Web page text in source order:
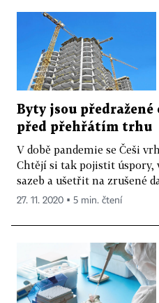
Byty jsou
před přehřátím trhu
V době pandemie se Češi
Chtějí si tak pojistit
sazeb a ušetřit na zrušené
27. 11. 2020 ▪ 5 min. čtení